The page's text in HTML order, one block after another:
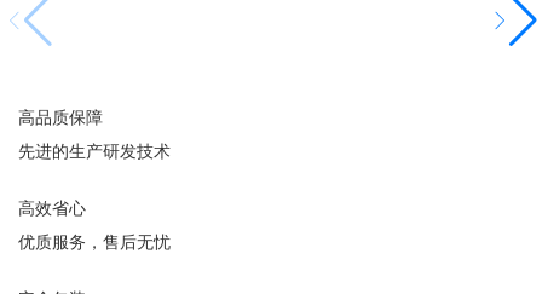
高品质保障
先进的生产研发技术
高效省心
优质服务，售后无忧